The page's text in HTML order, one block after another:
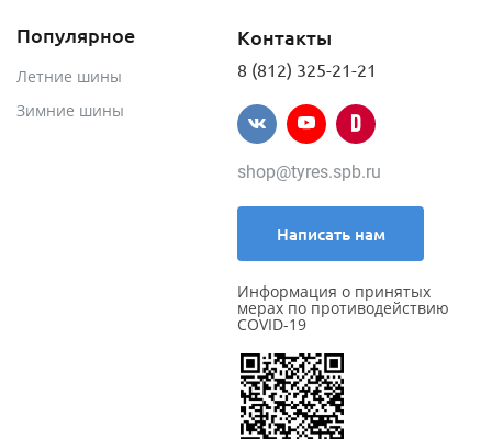
Популярное
Летние шины
Зимние шины
Контакты
8 (812) 325-21-21
shop@tyres.spb.ru
Написать нам
Информация о принятых
мерах по противодействию
COVID-19